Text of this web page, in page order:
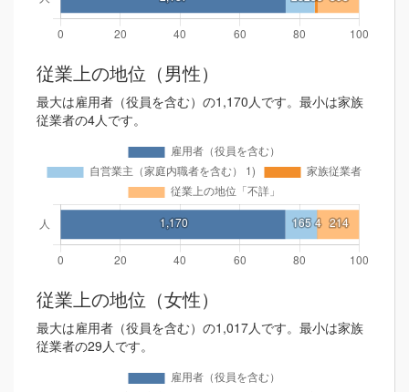
従業上の地位（男性）
最大は雇用者（役員を含む）の1,170人です。最小は家族
従業者の4人です。
従業上の地位（女性）
最大は雇用者（役員を含む）の1,017人です。最小は家族
従業者の29人です。